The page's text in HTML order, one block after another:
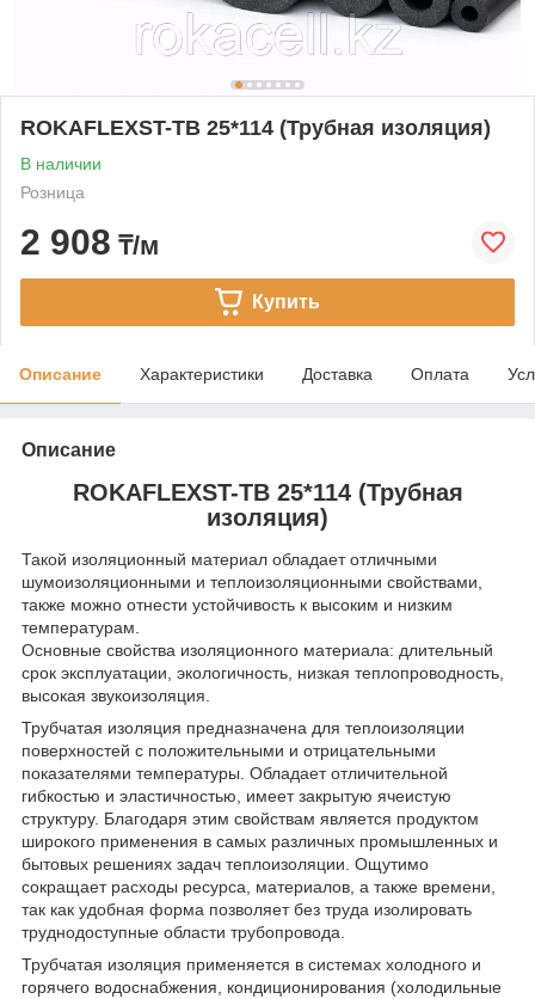
ROKAFLEXST-TB 25*114 (Трубная изоляция)
В наличии
Розница
2 908 ₸/м
Купить
Описание Характеристики Доставка Оплата
Описание
ROKAFLEXST-TB 25*114 (Трубная
изоляция)
Такой изоляционный материал обладает отличными
шумоизоляционными и теплоизоляционными свойствами,
также можно отнести устойчивость к высоким и низким
температурам.
Основные свойства изоляционного материала: длительный
срок эксплуатации, экологичность, низкая теплопроводность,
высокая звукоизоляция.
Трубчатая изоляция предназначена для теплоизоляции
поверхностей с положительными и отрицательными
показателями температуры. Обладает отличительной
гибкостью и эластичностью, имеет закрытую ячеистую
структуру. Благодаря этим свойствам является продуктом
широкого применения в самых различных промышленных и
бытовых решениях задач теплоизоляции. Ощутимо
сокращает расходы ресурса, материалов, а также времени,
так как удобная форма позволяет без труда изолировать
труднодоступные области трубопровода.
Трубчатая изоляция применяется в системах холодного и
горячего водоснабжения, кондиционирования (холодильные